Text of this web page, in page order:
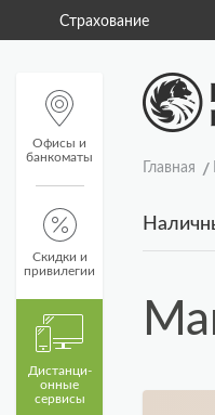
Private Banking
Офисы и
банкоматы
Скидки и
привилегии
Дистанци­
онные
сервисы
Главная